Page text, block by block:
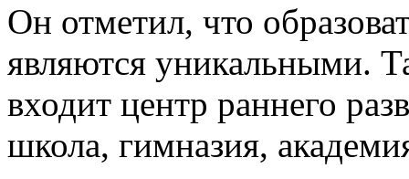
Он отметил, что
являются уникальными.
входит центр раннего
школа, гимназия,